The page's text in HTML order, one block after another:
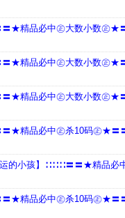
★精品必中㊣大数小数㊣★
★精品必中㊣大数小数㊣★
★精品必中㊣大数小数㊣★
★精品必中㊣杀10码㊣★〓
运的小孩】∷∷∷〓〓★精品必
★精品必中㊣杀10码㊣★〓